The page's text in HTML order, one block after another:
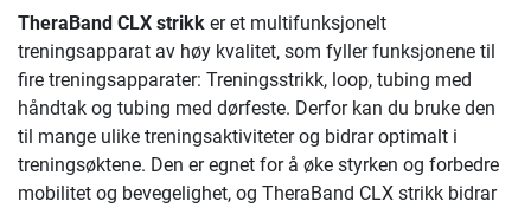
TheraBand CLX strikk er et multifunksjonelt
treningsapparat av høy kvalitet, som fyller funksjonene til
fire treningsapparater: Treningsstrikk, loop, tubing med
håndtak og tubing med dørfeste. Derfor kan du bruke den
til mange ulike treningsaktiviteter og bidrar optimalt i
treningsøktene. Den er egnet for å øke styrken og forbedre
mobilitet og bevegelighet, og TheraBand CLX strikk bidrar